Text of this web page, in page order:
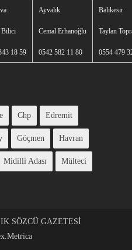
Bilici
18 59
Ayvalık
Cemal Erhanoğlu
0542 582 11 80
Balıkesir
Taylan
0554 479
Chp Edremit
Göçmen Havran
Midilli Adası Mülteci
SÖZCÜ GAZETESİ